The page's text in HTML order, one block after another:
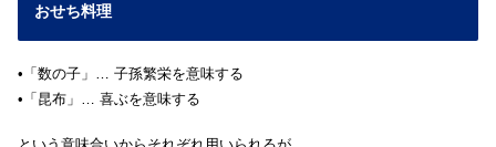
おせち料理
•「数の子」… 子孫繁栄を意味する
•「昆布」… 喜ぶを意味する